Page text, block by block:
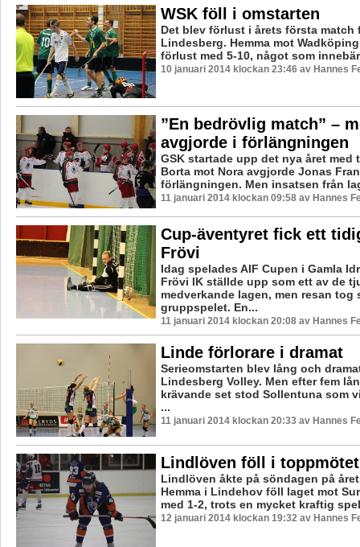
WSK föll i omstarten
Det blev förlust i årets första match
Lindesberg. Hemma mot
förlust med 5-10, något som
10 januari 2014 klockan 23:46 av Hannes
”En bedrövlig match” –
avgjorde i förlängningen
GSK startade upp det nya året med
Borta mot Nora avgjorde Jonas
förlängningen. Men insatsen från
11 januari 2014 klockan 09:58 av Hannes
Cup-äventyret fick ett
Frövi
Idag spelades AIF Cupen i Gamla
Frövi IK ställde upp som ett av de
medverkande lagen, men resan tog
gruppspelet. En...
11 januari 2014 klockan 20:08 av Hannes
Linde förlorare i dramat
Serieomstarten blev lång och
Lindesberg Volley. Men efter fem
krävande set stod Sollentuna som
...
11 januari 2014 klockan 20:33 av Hannes
Lindlöven föll i toppmötet
Lindlöven åkte på söndagen på
Hemma i Lindehov föll laget mot
med 1-2, trots en mycket kraftig
12 januari 2014 klockan 19:32 av Hannes